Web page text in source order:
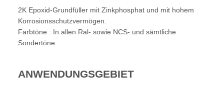
2K Epoxid-Grundfüller mit Zinkphosphat und mit hohem
Korrosionsschutzvermögen.
Farbtöne : In allen Ral- sowie NCS- und sämtliche
Sondertöne
ANWENDUNGSGEBIET